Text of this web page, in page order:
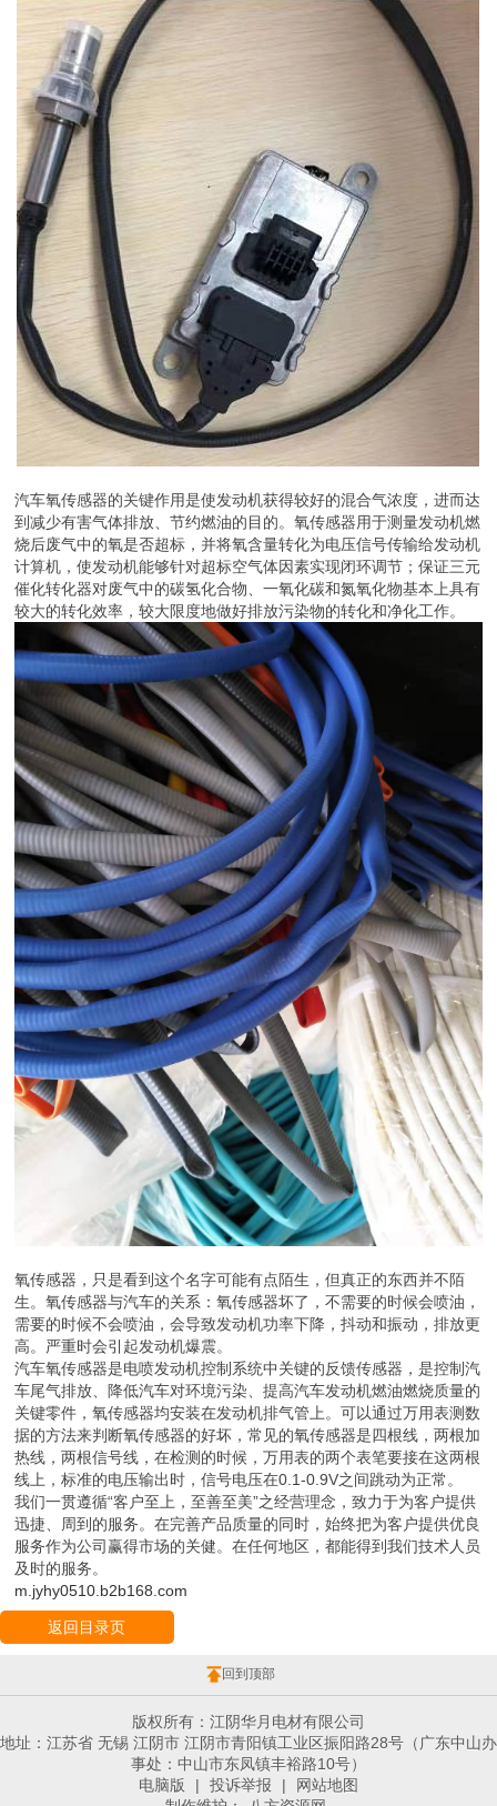
汽车氧传感器的关键作用是使发动机获得较好的混合气浓度，进而达
到减少有害气体排放、节约燃油的目的。氧传感器用于测量发动机燃
烧后废气中的氧是否超标，并将氧含量转化为电压信号传输给发动机
计算机，使发动机能够针对超标空气体因素实现闭环调节；保证三元
催化转化器对废气中的碳氢化合物、一氧化碳和氮氧化物基本上具有
较大的转化效率，较大限度地做好排放污染物的转化和净化工作。
氧传感器，只是看到这个名字可能有点陌生，但真正的东西并不陌
生。氧传感器与汽车的关系：氧传感器坏了，不需要的时候会喷油，
需要的时候不会喷油，会导致发动机功率下降，抖动和振动，排放更
高。严重时会引起发动机爆震。
汽车氧传感器是电喷发动机控制系统中关键的反馈传感器，是控制汽
车尾气排放、降低汽车对环境污染、提高汽车发动机燃油燃烧质量的
关键零件，氧传感器均安装在发动机排气管上。可以通过万用表测数
据的方法来判断氧传感器的好坏，常见的氧传感器是四根线，两根加
热线，两根信号线，在检测的时候，万用表的两个表笔要接在这两根
线上，标准的电压输出时，信号电压在0.1-0.9V之间跳动为正常。
我们一贯遵循“客户至上，至善至美”之经营理念，致力于为客户提供
迅捷、周到的服务。在完善产品质量的同时，始终把为客户提供优良
服务作为公司赢得市场的关健。在任何地区，都能得到我们技术人员
及时的服务。
m.jyhy0510.b2b168.com
返回目录页
回到顶部
版权所有：江阴华月电材有限公司
地址：江苏省 无锡 江阴市 江阴市青阳镇工业区振阳路28号（广东中山办
事处：中山市东凤镇丰裕路10号）
电脑版
| 投诉举报 |
网站地图